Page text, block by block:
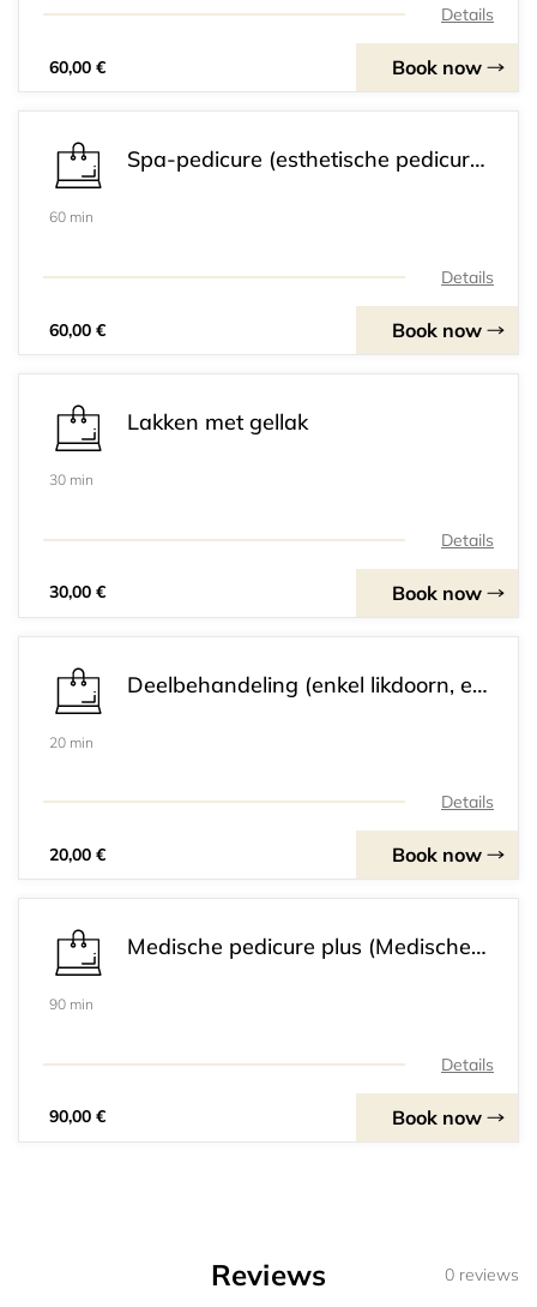
Details
60,00 € Book now
Spa-pedicure (esthetische pedicure, voetenbad, scrub, uitgebreide voetenmassage.))
60 min
Details
60,00 € Book now
Lakken met gellak
30 min
Details
30,00 € Book now
Deelbehandeling (enkel likdoorn, enkel ingegroeide nagel,..
20 min
Details
20,00 € Book now
Medische pedicure plus (Medische pedicure met zeer veel klachten waarbij we een half uur extra tijd nodig hebben.
90 min
Details
90,00 € Book now
Reviews 0 reviews